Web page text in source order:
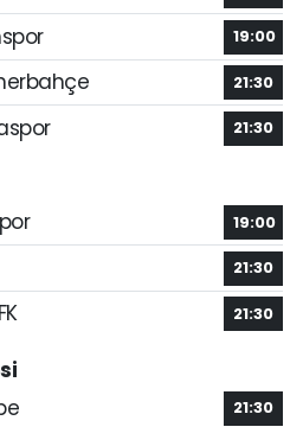
19:00
21:30
21:30
19:00
21:30
21:30
21:30